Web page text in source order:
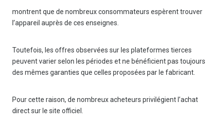
montrent que de nombreux consommateurs espèrent trouver
l’appareil auprès de ces enseignes.
Toutefois, les offres observées sur les plateformes tierces
peuvent varier selon les périodes et ne bénéficient pas toujours
des mêmes garanties que celles proposées par le fabricant.
Pour cette raison, de nombreux acheteurs privilégient l’achat
direct sur le site officiel.